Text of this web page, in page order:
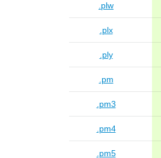
.plw
.plx
.ply
.pm
.pm3
.pm4
.pm5